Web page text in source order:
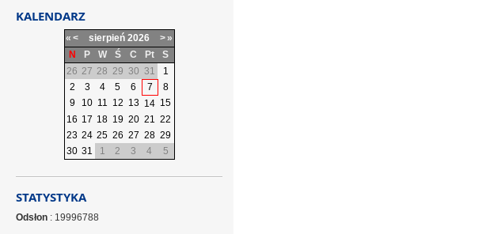
KALENDARZ
« < sierpień 2026 >»
N
P W Ś C Pt
S
26 27 28 29 30 31
1
2
3 4 5 6 7
8
9
10 11 12 13 14 15
16 17 18 19 20 21 22
23 24 25 26 27 28 29
30 31 1 2 3 4 5
STATYSTYKA
Odsłon : 19996788